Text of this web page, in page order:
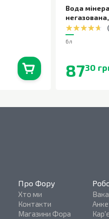
Вода
негазована,
(
6л
8730
Про Фору
Хто ми
Контакти
Магазини Фора